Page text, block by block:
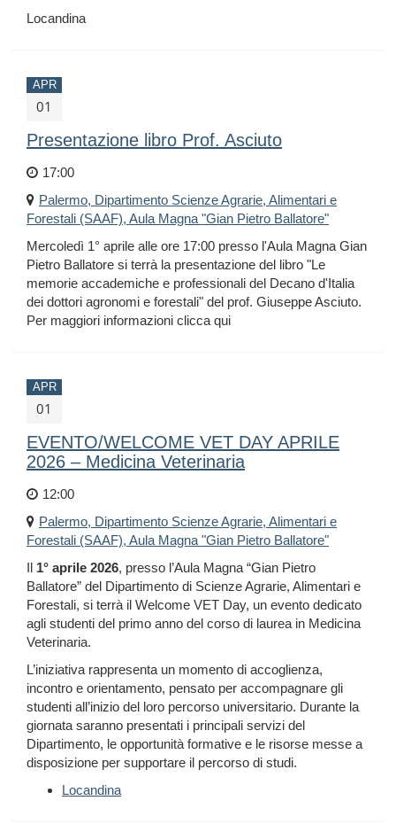
Locandina
APR
01
Presentazione libro Prof. Asciuto
17:00
Palermo, Dipartimento Scienze Agrarie, Alimentari e
Forestali (SAAF), Aula Magna "Gian Pietro Ballatore"
Mercoledì 1° aprile alle ore 17:00 presso l'Aula Magna Gian
Pietro Ballatore si terrà la presentazione del libro "Le
memorie accademiche e professionali del Decano d'Italia
dei dottori agronomi e forestali" del prof. Giuseppe Asciuto.
Per maggiori informazioni clicca qui
APR
01
EVENTO/WELCOME VET DAY APRILE
2026 – Medicina Veterinaria
12:00
Palermo, Dipartimento Scienze Agrarie, Alimentari e
Forestali (SAAF), Aula Magna "Gian Pietro Ballatore"
Il 1° aprile 2026, presso l’Aula Magna “Gian Pietro
Ballatore” del Dipartimento di Scienze Agrarie, Alimentari e
Forestali, si terrà il Welcome VET Day, un evento dedicato
agli studenti del primo anno del corso di laurea in Medicina
Veterinaria.
L’iniziativa rappresenta un momento di accoglienza,
incontro e orientamento, pensato per accompagnare gli
studenti all’inizio del loro percorso universitario. Durante la
giornata saranno presentati i principali servizi del
Dipartimento, le opportunità formative e le risorse messe a
disposizione per supportare il percorso di studi.
Locandina